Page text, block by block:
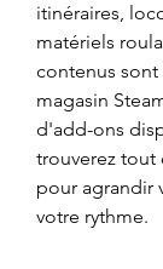
itinéraires,
matériels
contenus
magasin
d'add-ons
trouverez tout
pour agrandir
votre rythme.